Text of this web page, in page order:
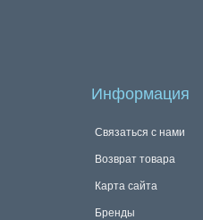
Информация
Связаться с нами
Возврат товара
Карта сайта
Бренды